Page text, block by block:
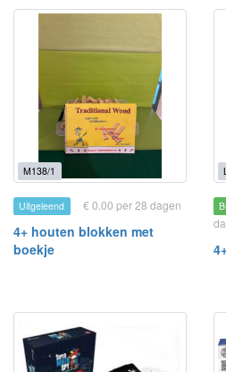
M138/1
Uitgeleend € 0.00 per 28 dagen
4+ houten blokken met
boekje